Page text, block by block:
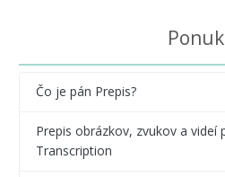
Čo je pán Prepis?
Prepis obrázkov, zvukov a videí
Transcription